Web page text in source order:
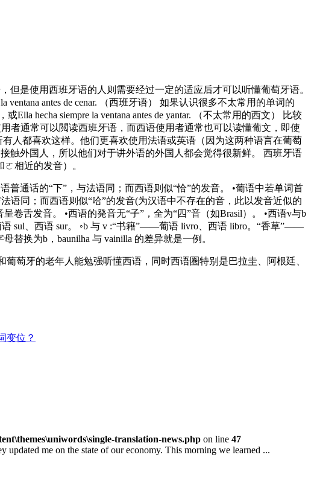
是使用西班牙语的人则需要经过一定的适应后才可以听懂葡萄牙语。
ventana antes de cenar. （西班牙语） 如果认识很多不太常用的单词的
Ella hecha siempre la ventana antes de yantar. （不太常用的西文） 比较
者通常可以閲读西班牙语，而西语使用者通常也可以读懂葡文，即使
人都喜欢这样。他们更喜欢使用法语或英语（因为这两种语言在葡萄
触外国人，所以他们对于讲外语的外国人都会觉得很新鲜。 西班牙语
相近的发音）。
普通话的“下”，与法语同；而西语则似“恰”的发音。 •葡语中若单词首
语同；而西语则似“哈”的发音(为汉语中不存在的音，此以发音近似的
卷舌发音。 •西语的発音无“子”，全为“四”音（如Brasil）。 •西语v与b
sul、西语 sur。 ◦b 与 v :“书籍”——葡语 livro、西语 libro。“香草”——
替换为b，baunilha 与 vainilla 的差异就是一例。
萄牙的老年人能勉强听懂西语，同时西语圏特别是巴拉圭、阿根廷、
变位？
translation-news.php on line 47
me on the state of our economy. This morning we learned ...